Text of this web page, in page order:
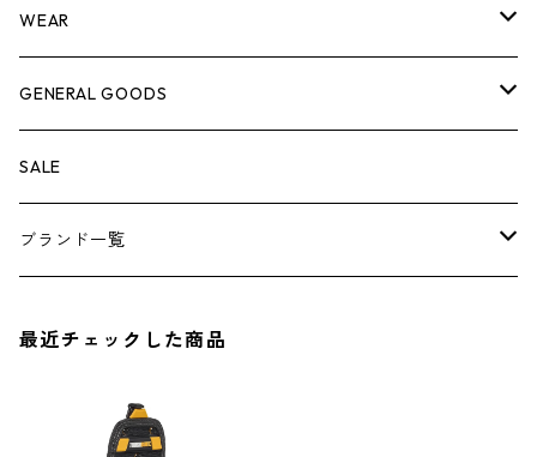
脚立
ケミカル
その他
キャビネット・ツールハンガー
冬季用品
その他
ストレージボックス
クーラーボックス
ナイフ
車内グッズ
車外グッズ
芳香剤
WEAR
トップス
ボトムス
アンダーウェア
GENERAL GOODS
ウォレット
エアーフレッシュナー
SALE
ブランド一覧
最近チェックした商品